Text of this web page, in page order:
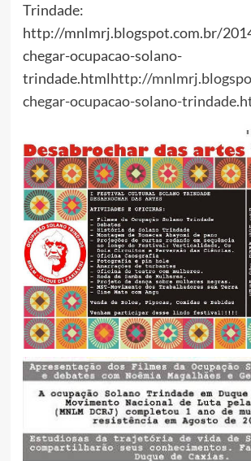
Trindade:
http://mnlmrj.blogspot.com.br/
chegar-ocupacao-solano-
trindade.htmlhttp://
chegar-ocupacao-solano-